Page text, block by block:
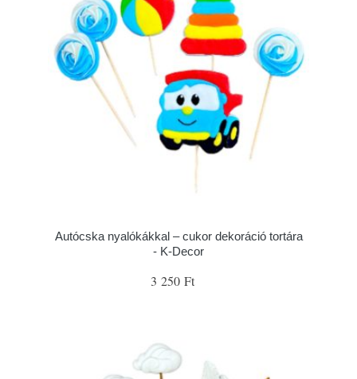
Autócska nyalókákkal – cukor dekoráció tortára
- K-Decor
3 250 Ft